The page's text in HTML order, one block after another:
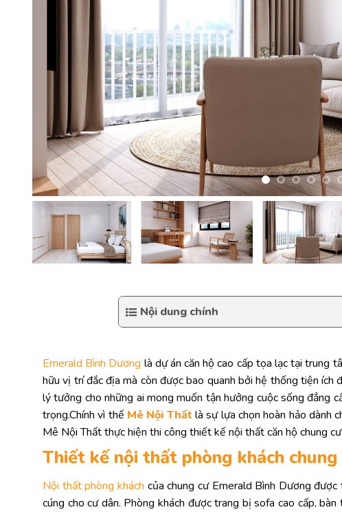
Nội dung chính
Emerald Bình Dương là dự án căn hộ cao cấp tọa lạc tại trung
hữu vị trí đắc địa mà còn được bao quanh bởi hệ thống tiện
lý tưởng cho những ai mong muốn tận hưởng cuộc sống đẳng
trọng.Chính vì thế Mê Nội Thất là sự lựa chọn hoàn hảo dành
Mê Nội Thất thực hiện thi công thiết kế nội thất căn hộ chung
Thiết kế nội thất phòng khách
Nội thất phòng khách của chung cư Emerald Bình Dương
cúng cho cư dân. Phòng khách được trang bị sofa cao cấp,